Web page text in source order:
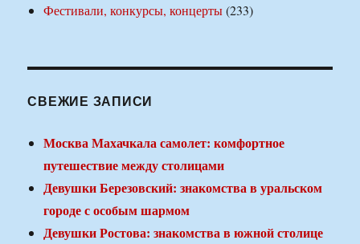
Фестивали, конкурсы, концерты(233)
СВЕЖИЕ ЗАПИСИ
Москва Махачкала самолет: комфортное
путешествие между столицами
Девушки Березовский: знакомства в уральском
городе с особым шармом
Девушки Ростова: знакомства в южной столице